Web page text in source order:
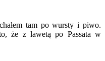
tam po wursty i piwo.
że z lawetą po Passata w